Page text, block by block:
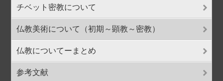
チベット密教について
仏教美術について（初期～顕教～密教）
仏教についてーまとめ
参考文献